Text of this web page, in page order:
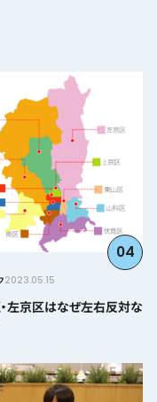
04
2023.05.15
左京区はなぜ左右反対な